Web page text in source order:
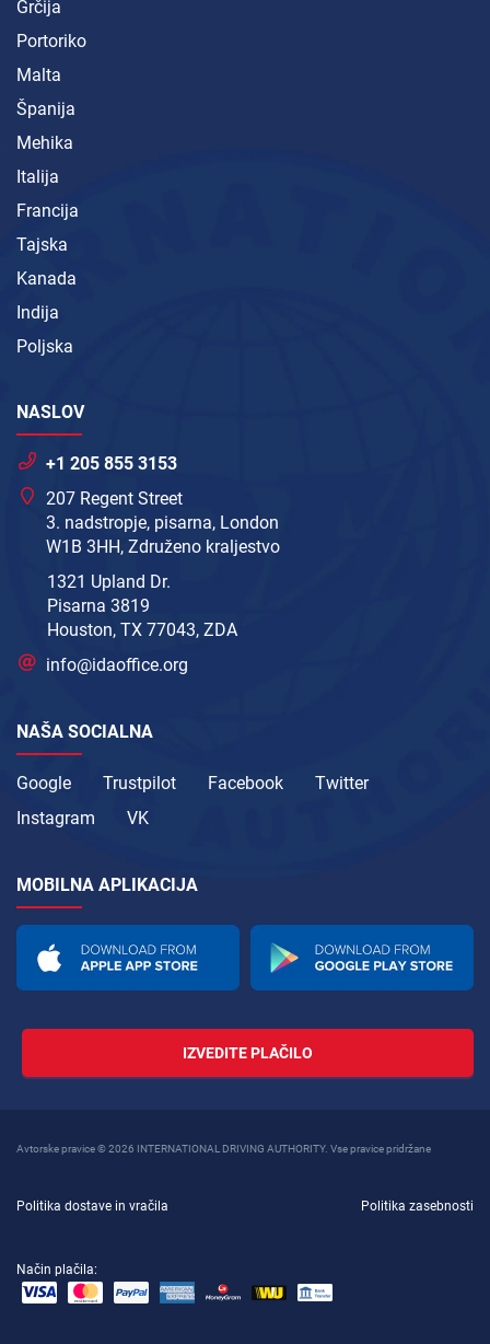
Grčija
Portoriko
Malta
Španija
Mehika
Italija
Francija
Tajska
Kanada
Indija
Poljska
NASLOV
+1 205 855 3153
207 Regent Street
3. nadstropje, pisarna, London
W1B 3HH, Združeno kraljestvo
1321 Upland Dr.
Pisarna 3819
Houston, TX 77043, ZDA
info@idaoffice.org
NAŠA SOCIALNA
Google Trustpilot Facebook
Twitter
Instagram
VK
MOBILNA APLIKACIJA
IZVEDITE PLAČILO
Avtorske pravice © 2026 INTERNATIONAL DRIVING AUTHORITY. Vse pravice pridržane
Politika dostave in vračila Politika zasebnosti
Način plačila: